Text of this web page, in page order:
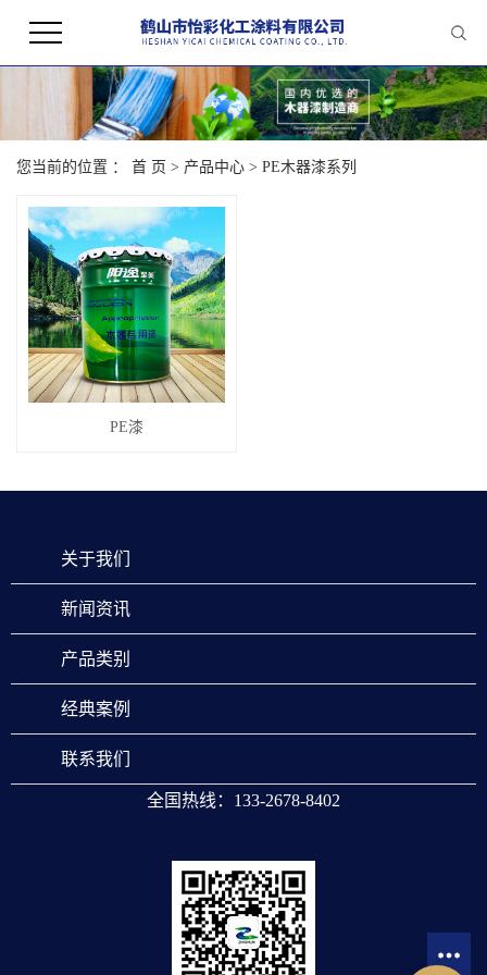
您当前的位置 ： 首 页 > 产品中心 > PE木器漆系列
PE漆
关于我们
新闻资讯
产品类别
经典案例
联系我们
全国热线：133-2678-8402